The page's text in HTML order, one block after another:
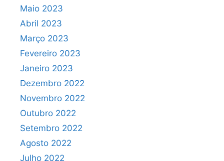
Maio 2023
Abril 2023
Março 2023
Fevereiro 2023
Janeiro 2023
Dezembro 2022
Novembro 2022
Outubro 2022
Setembro 2022
Agosto 2022
Julho 2022